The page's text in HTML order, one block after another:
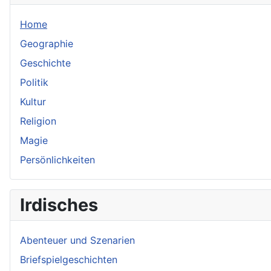
Home
Geographie
Geschichte
Politik
Kultur
Religion
Magie
Persönlichkeiten
Irdisches
Abenteuer und Szenarien
Briefspielgeschichten